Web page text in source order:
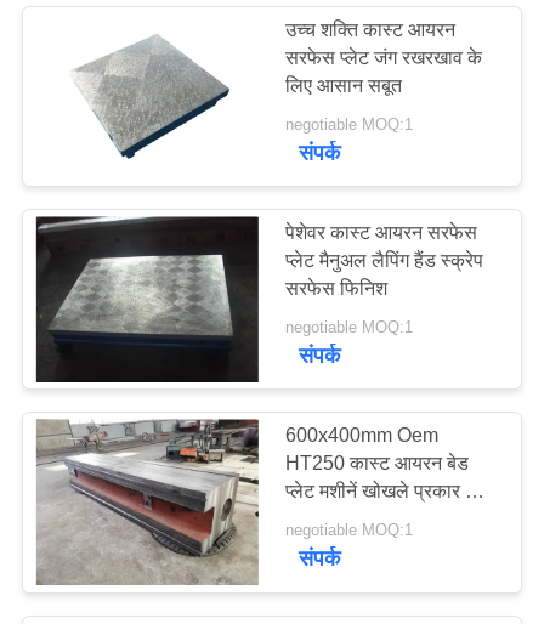
उच्च शक्ति कास्ट आयरन
सरफेस प्लेट जंग रखरखाव के
लिए आसान सबूत
negotiable MOQ:1
संपर्क
पेशेवर कास्ट आयरन सरफेस
प्लेट मैनुअल लैपिंग हैंड स्क्रेप
सरफेस फिनिश
negotiable MOQ:1
संपर्क
600x400mm Oem
HT250 कास्ट आयरन बेड
प्लेट मशीनें खोखले प्रकार को
मापती हैं
negotiable MOQ:1
संपर्क